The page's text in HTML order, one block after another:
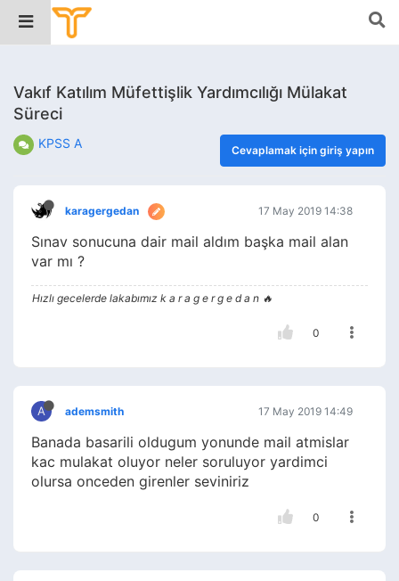
Vakıf Katılım Müfettişlik Yardımcılığı Mülakat
Süreci
KPSS A Cevaplamak için giriş yapın
karagergedan 17 May 2019 14:38
Sınav sonucuna dair mail aldım başka mail alan
var mı ?
Hızlı gecelerde lakabımız k a r a g e r g e d a n 🔥
0
A ademsmith 17 May 2019 14:49
Banada basarili oldugum yonunde mail atmislar
kac mulakat oluyor neler soruluyor yardimci
olursa onceden girenler seviniriz
0